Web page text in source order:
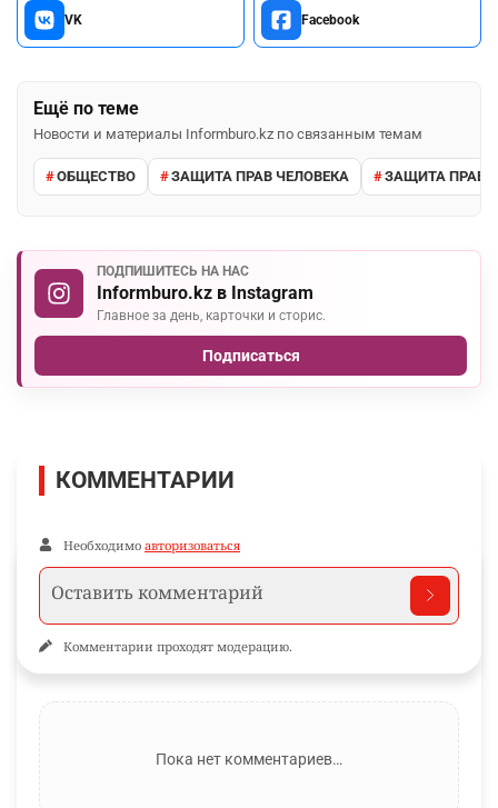
VK Facebook
Ещё по теме
Новости и материалы Informburo.kz по связанным темам
ОБЩЕСТВО ЗАЩИТА ПРАВ ЧЕЛОВЕКА ЗАЩИТА ПРАВ
ПОДПИШИТЕСЬ НА НАС
Informburo.kz в Instagram
Главное за день, карточки и сторис.
Подписаться
КОММЕНТАРИИ
Необходимо авторизоваться
Комментарии проходят модерацию.
Пока нет комментариев…